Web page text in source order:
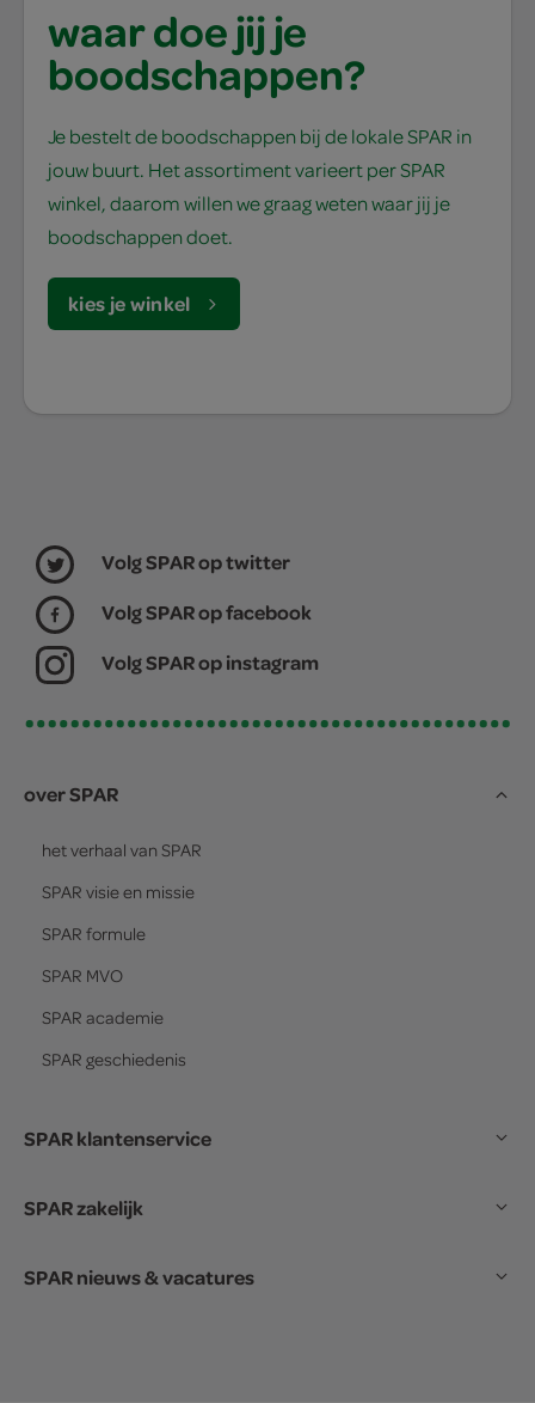
waar doe jij je
boodschappen?
Je bestelt de boodschappen bij de lokale SPAR in
jouw buurt. Het assortiment varieert per SPAR
winkel, daarom willen we graag weten waar jij je
boodschappen doet.
kies je winkel
Volg SPAR op twitter
Volg SPAR op facebook
Volg SPAR op instagram
over SPAR
het verhaal van SPAR
SPAR visie en missie
SPAR formule
SPAR MVO
SPAR academie
SPAR geschiedenis
SPAR klantenservice
SPAR zakelijk
SPAR nieuws & vacatures